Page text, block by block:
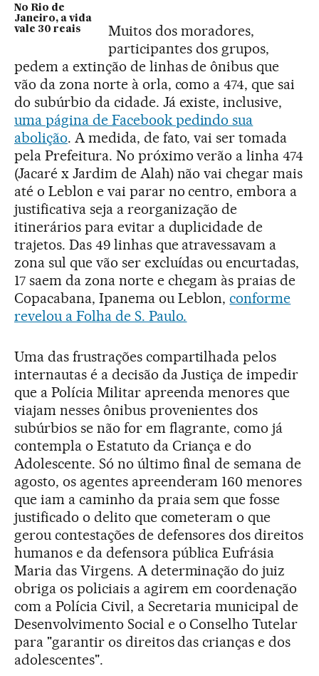
No Rio de
Janeiro, a vida
vale 30 reais
Muitos dos moradores,
participantes dos grupos,
pedem a extinção de linhas de ônibus que
vão da zona norte à orla, como a 474, que sai
do subúrbio da cidade. Já existe, inclusive,
uma página de Facebook pedindo sua
abolição. A medida, de fato, vai ser tomada
pela Prefeitura. No próximo verão a linha 474
(Jacaré x Jardim de Alah) não vai chegar mais
até o Leblon e vai parar no centro, embora a
justificativa seja a reorganização de
itinerários para evitar a duplicidade de
trajetos. Das 49 linhas que atravessavam a
zona sul que vão ser excluídas ou encurtadas,
17 saem da zona norte e chegam às praias de
Copacabana, Ipanema ou Leblon,conforme
revelou a Folha de S. Paulo.
Uma das frustrações compartilhada pelos
internautas é a decisão da Justiça de impedir
que a Polícia Militar apreenda menores que
viajam nesses ônibus provenientes dos
subúrbios se não for em flagrante, como já
contempla o Estatuto da Criança e do
Adolescente. Só no último final de semana de
agosto, os agentes apreenderam 160 menores
que iam a caminho da praia sem que fosse
justificado o delito que cometeram o que
gerou contestações de defensores dos direitos
humanos e da defensora pública Eufrásia
Maria das Virgens. A determinação do juiz
obriga os policiais a agirem em coordenação
com a Polícia Civil, a Secretaria municipal de
Desenvolvimento Social e o Conselho Tutelar
para "garantir os direitos das crianças e dos
adolescentes".